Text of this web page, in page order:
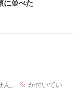
に並べた
。 ※ が付いてい